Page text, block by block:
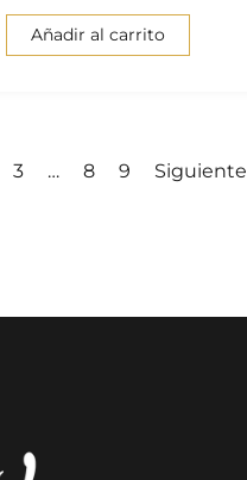
Añadir al carrito
3 … 8 9 Siguiente